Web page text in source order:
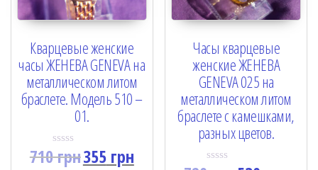
Кварцевые женские
часы ЖЕНЕВА GENEVA на
металлическом литом
браслете. Модель 510 –
01.
R
a
710грн355грн
Часы кварцевые
женские ЖЕНЕВА
GENEVA 025 на
металлическом литом
браслете с камешками,
разных цветов.